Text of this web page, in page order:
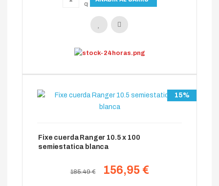
15%
Fixe cuerda Ranger 10.5 x 100
semiestatica blanca
185.49 € 156,95 €